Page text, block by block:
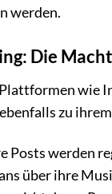
werden.
Die
wie
zu
werden
über ihre